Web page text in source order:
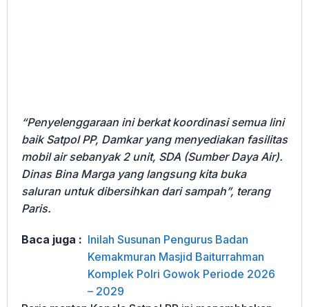
“Penyelenggaraan ini berkat koordinasi semua lini
baik Satpol PP, Damkar yang menyediakan fasilitas
mobil air sebanyak 2 unit, SDA (Sumber Daya Air).
Dinas Bina Marga yang langsung kita buka
saluran untuk dibersihkan dari sampah”, terang
Paris.
Baca juga : Inilah Susunan Pengurus Badan
Kemakmuran Masjid Baiturrahman
Komplek Polri Gowok Periode 2026
– 2029